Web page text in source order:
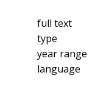
full text
type
year range
language